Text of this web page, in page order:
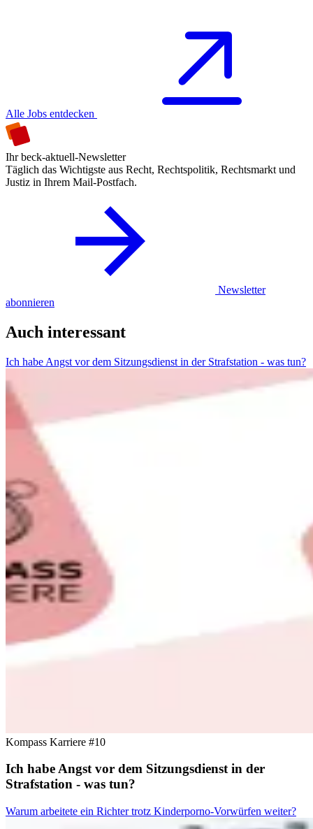
Alle Jobs entdecken
Ihr beck-aktuell-Newsletter
Täglich das Wichtigste aus Recht, Rechtspolitik, Rechtsmarkt und
Justiz in Ihrem Mail-Postfach.
Newsletter
abonnieren
Auch interessant
Ich habe Angst vor dem Sitzungsdienst in der Strafstation - was tun?
Kompass Karriere #10
Ich habe Angst vor dem Sitzungsdienst in der
Strafstation - was tun?
Warum arbeitete ein Richter trotz Kinderporno-Vorwürfen weiter?